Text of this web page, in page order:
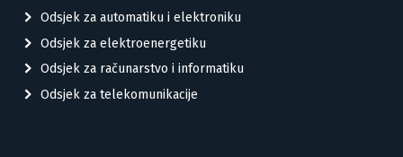
Odsjek za automatiku i elektroniku
Odsjek za elektroenergetiku
Odsjek za računarstvo i informatiku
Odsjek za telekomunikacije